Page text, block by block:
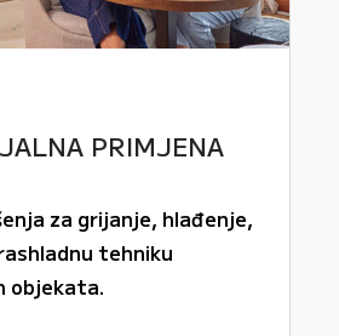
PRIMJENA
za grijanje, hlađenje,
tehniku
objekata.